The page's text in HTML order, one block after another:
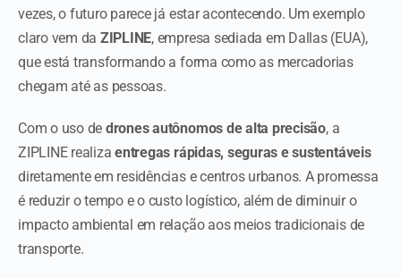
vezes, o futuro parece já estar acontecendo. Um exemplo
claro vem da ZIPLINE, empresa sediada em Dallas (EUA),
que está transformando a forma como as mercadorias
chegam até as pessoas.
Com o uso de drones autônomos de alta precisão, a
ZIPLINE realizaentregas rápidas, seguras e sustentáveis
diretamente em residências e centros urbanos. A promessa
é reduzir o tempo e o custo logístico, além de diminuir o
impacto ambiental em relação aos meios tradicionais de
transporte.